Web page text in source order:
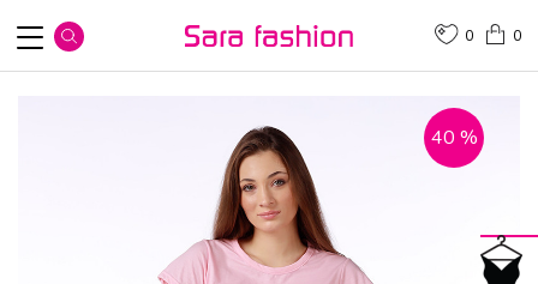
0
0
40 %